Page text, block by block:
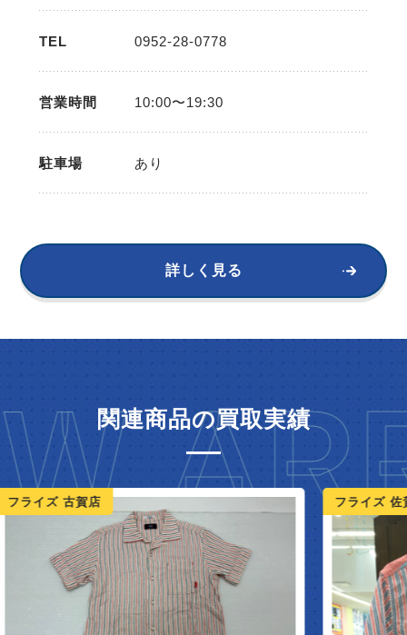
TEL 0952-28-0778
営業時間 10:00〜19:30
駐車場 あり
詳しく見る
関連商品の買取実績
イズ 古賀店 フライズ 佐賀店